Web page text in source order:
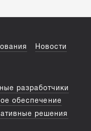
Новости
разработчики
обеспечение
решения